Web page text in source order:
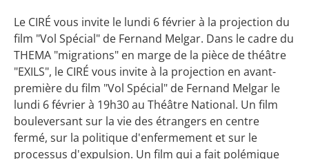
Le CIRÉ vous invite le lundi 6 février à la projection du
film "Vol Spécial" de Fernand Melgar. Dans le cadre du
THEMA "migrations" en marge de la pièce de théâtre
"EXILS", le CIRÉ vous invite à la projection en avant-
première du film "Vol Spécial" de Fernand Melgar le
lundi 6 février à 19h30 au Théâtre National. Un film
bouleversant sur la vie des étrangers en centre
fermé, sur la politique d'enfermement et sur le
processus d'expulsion. Un film qui a fait polémique